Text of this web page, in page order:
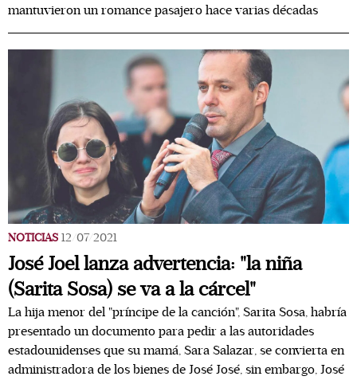
mantuvieron un romance pasajero hace varias décadas
NOTICIAS 12/07/2021
José Joel lanza advertencia: "la niña
(Sarita Sosa) se va a la cárcel"
La hija menor del "príncipe de la canción", Sarita Sosa, habría
presentado un documento para pedir a las autoridades
estadounidenses que su mamá, Sara Salazar, se convierta en
administradora de los bienes de José José, sin embargo, José